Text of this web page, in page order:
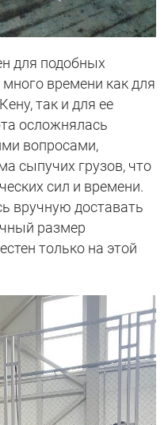
для подобных
времени как для
так и для ее
осложнялась
вопросами,
сыпучих грузов, что
сил и времени.
вручную доставать
размер
только на этой